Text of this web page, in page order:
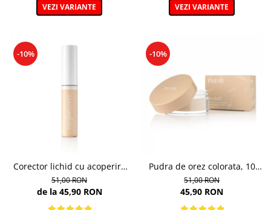
VEZI VARIANTE VEZI VARIANTE
-10%
Corector lichid cu acoperire
puternica, 40 Golden Beige -
9ml
51,00 RON
de la 45,90 RON
-10%
Pudra de orez colorata, 10
Light Beige - 10g
51,00 RON
45,90 RON